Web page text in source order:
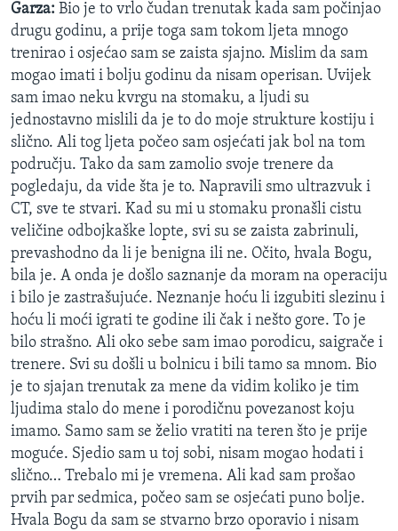
Garza: Bio je to vrlo čudan trenutak kada sam počinjao
drugu godinu, a prije toga sam tokom ljeta mnogo
trenirao i osjećao sam se zaista sjajno. Mislim da sam
mogao imati i bolju godinu da nisam operisan. Uvijek
sam imao neku kvrgu na stomaku, a ljudi su
jednostavno mislili da je to do moje strukture kostiju i
slično. Ali tog ljeta počeo sam osjećati jak bol na tom
području. Tako da sam zamolio svoje trenere da
pogledaju, da vide šta je to. Napravili smo ultrazvuk i
CT, sve te stvari. Kad su mi u stomaku pronašli cistu
veličine odbojkaške lopte, svi su se zaista zabrinuli,
prevashodno da li je benigna ili ne. Očito, hvala Bogu,
bila je. A onda je došlo saznanje da moram na operaciju
i bilo je zastrašujuće. Neznanje hoću li izgubiti slezinu i
hoću li moći igrati te godine ili čak i nešto gore. To je
bilo strašno. Ali oko sebe sam imao porodicu, saigrače i
trenere. Svi su došli u bolnicu i bili tamo sa mnom. Bio
je to sjajan trenutak za mene da vidim koliko je tim
ljudima stalo do mene i porodičnu povezanost koju
imamo. Samo sam se želio vratiti na teren što je prije
moguće. Sjedio sam u toj sobi, nisam mogao hodati i
slično… Trebalo mi je vremena. Ali kad sam prošao
prvih par sedmica, počeo sam se osjećati puno bolje.
Hvala Bogu da sam se stvarno brzo oporavio i nisam